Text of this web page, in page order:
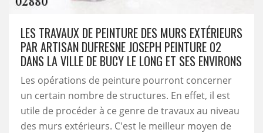
LES TRAVAUX DE PEINTURE DES MURS EXTÉRIEURS
PAR ARTISAN DUFRESNE JOSEPH PEINTURE 02
DANS LA VILLE DE BUCY LE LONG ET SES ENVIRONS
Les opérations de peinture pourront concerner
un certain nombre de structures. En effet, il est
utile de procéder à ce genre de travaux au niveau
des murs extérieurs. C'est le meilleur moyen de